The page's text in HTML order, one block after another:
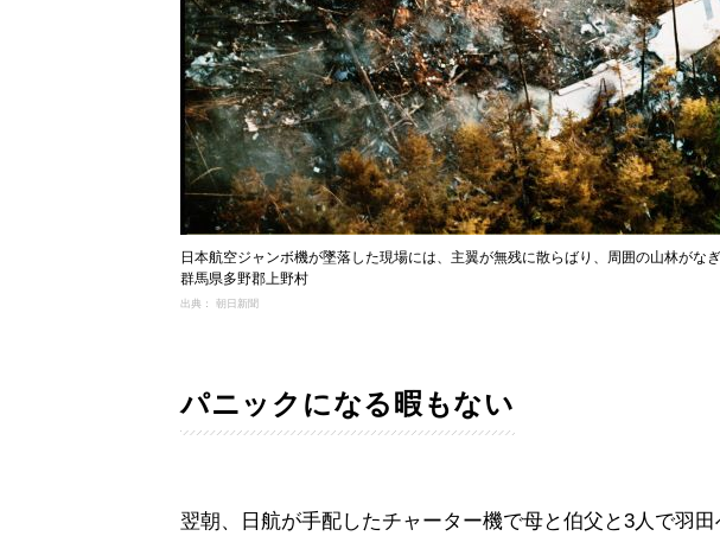
日本航空ジャンボ機が墜落した現場には、主翼が無残に散らばり、周囲の山林がな
群馬県多野郡上野村
出典： 朝日新聞
パニックになる暇もない
翌朝、日航が手配したチャーター機で母と伯父と3人で羽